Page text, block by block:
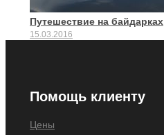
Путешествие на байдарках
15.03.2016
Помощь клиенту
Цены